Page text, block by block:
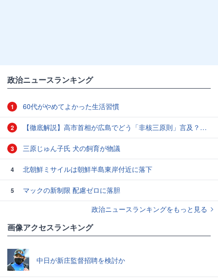
政治ニュースランキング
1 60代がやめてよかった生活習慣
2 【徹底解説】高市首相が広島でどう「非核三原則」言及？現状にとどめ将来は明言せず 著書では「邪魔になる」と主張
3 三原じゅん子氏 犬の飼育が物議
4 北朝鮮ミサイルは朝鮮半島東岸付近に落下
5
マックの新制限 配慮ゼロに落胆
政治ニュースランキングをもっと見る
画像アクセスランキング
中日が新庄監督招聘を検討か